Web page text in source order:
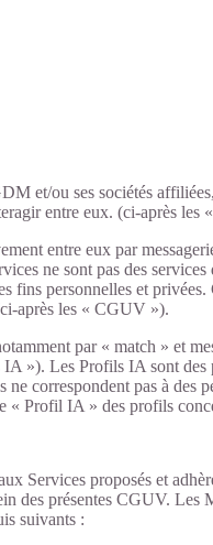
et/ou ses sociétés
entre eux. (ci-après les
entre eux par
ne sont pas des
fins personnelles et
après les « CGUV »).
par « match » et
»). Les Profils IA sont
correspondent pas à des
« Profil IA » des profils
Services proposés et
des présentes CGUV.
suivants :